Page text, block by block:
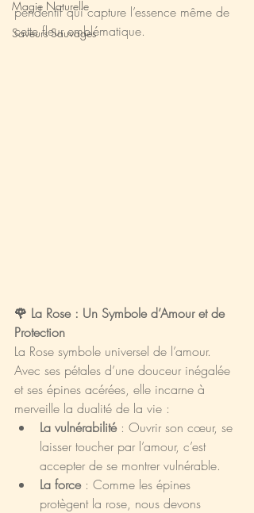
Magie Naturelle
Saveurs Sauvages
pendentif qui capture l’essence même de
cette fleur emblématique.
🌹 La Rose : Un Symbole d’Amour et de
Protection
La Rose symbole universel de l’amour.
Avec ses pétales d’une douceur inégalée
et ses épines acérées, elle incarne à
merveille la dualité de la vie :
La vulnérabilité : Ouvrir son cœur, se
laisser toucher par l’amour, c’est
accepter de se montrer vulnérable.
La force : Comme les épines
protègent la rose, nous devons